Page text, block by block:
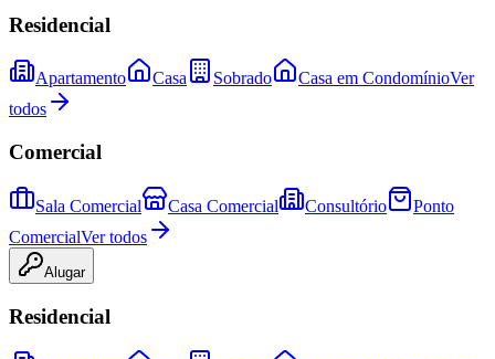
Residencial
Apartamento Casa Sobrado Casa em CondomínioVer
todos
Comercial
Sala Comercial Casa Comercial Consultório
Ponto
ComercialVer todos
Alugar
Residencial